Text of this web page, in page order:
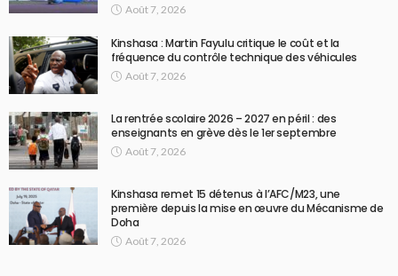
Août 7, 2026
Kinshasa : Martin Fayulu critique le coût et la
fréquence du contrôle technique des véhicules
Août 7, 2026
La rentrée scolaire 2026 – 2027 en péril : des
enseignants en grève dès le 1er septembre
Août 7, 2026
Kinshasa remet 15 détenus à l’AFC/M23, une
première depuis la mise en œuvre du Mécanisme de
Doha
Août 7, 2026